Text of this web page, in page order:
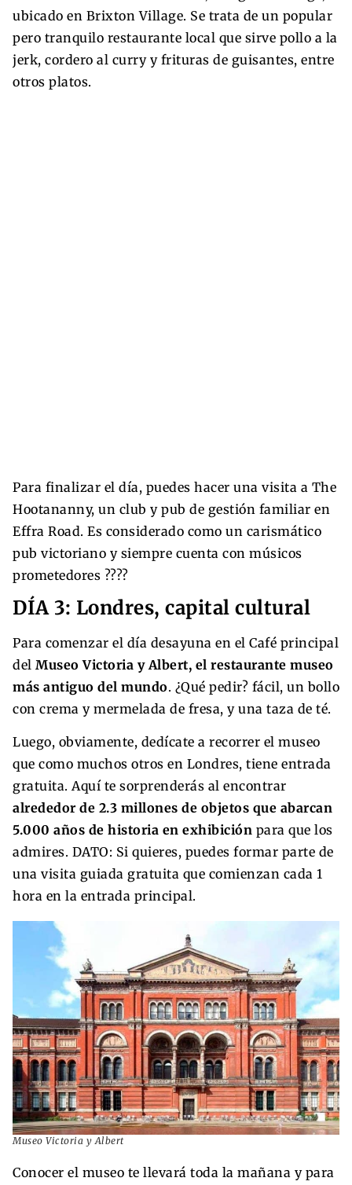
ubicado en Brixton Village. Se trata de un popular
pero tranquilo restaurante local que sirve pollo a la
jerk, cordero al curry y frituras de guisantes, entre
otros platos.
Para finalizar el día, puedes hacer una visita a The
Hootananny, un club y pub de gestión familiar en
Effra Road. Es considerado como un carismático
pub victoriano y siempre cuenta con músicos
prometedores ????
DÍA 3: Londres, capital cultural
Para comenzar el día desayuna en el Café principal
del Museo Victoria y Albert, el restaurante museo
más antiguo del mundo. ¿Qué pedir? fácil, un bollo
con crema y mermelada de fresa, y una taza de té.
Luego, obviamente, dedícate a recorrer el museo
que como muchos otros en Londres, tiene entrada
gratuita. Aquí te sorprenderás al encontrar
alrededor de 2.3 millones de objetos que abarcan
5.000 años de historia en exhibición para que los
admires. DATO: Si quieres, puedes formar parte de
una visita guiada gratuita que comienzan cada 1
hora en la entrada principal.
Museo Victoria y Albert
Conocer el museo te llevará toda la mañana y para